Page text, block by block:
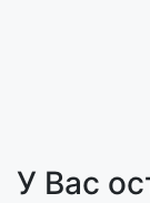
У Вас